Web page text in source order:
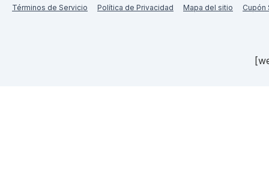
Términos de Servicio
Política de Privacidad Mapa del sitio Cupón